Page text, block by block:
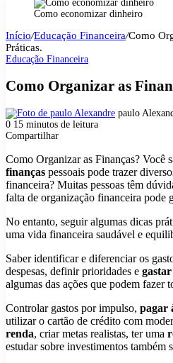
Como economizar dinheiro
Início/Educação Financeira/Como
Práticas.
Educação Financeira
Como Organizar as
paulo
0 15 minutos de leitura
Compartilhar
via
e-
mail
Como Organizar as Finanças? Você
finanças pessoais pode trazer
financeira? Muitas pessoas têm
falta de organização financeira pode
No entanto, seguir algumas dicas
uma vida financeira saudável e
Saber identificar e diferenciar os
despesas, definir prioridades e
algumas das ações que podem fazer
Controlar gastos por impulso, pagar
utilizar o cartão de crédito com
renda, criar metas realistas, ter uma
estudar sobre investimentos também